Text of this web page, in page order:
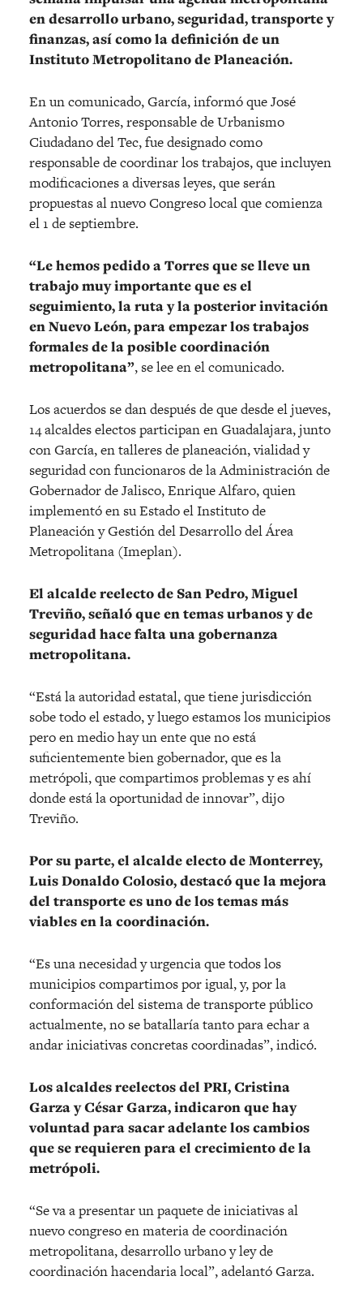
en desarrollo urbano, seguridad, transporte y
finanzas, así como la definición de un
Instituto Metropolitano de Planeación.
En un comunicado, García, informó que José
Antonio Torres, responsable de Urbanismo
Ciudadano del Tec, fue designado como
responsable de coordinar los trabajos, que incluyen
modificaciones a diversas leyes, que serán
propuestas al nuevo Congreso local que comienza
el 1 de septiembre.
“Le hemos pedido a Torres que se lleve un
trabajo muy importante que es el
seguimiento, la ruta y la posterior invitación
en Nuevo León, para empezar los trabajos
formales de la posible coordinación
metropolitana”, se lee en el comunicado.
Los acuerdos se dan después de que desde el jueves,
14 alcaldes electos participan en Guadalajara, junto
con García, en talleres de planeación, vialidad y
seguridad con funcionaros de la Administración de
Gobernador de Jalisco, Enrique Alfaro, quien
implementó en su Estado el Instituto de
Planeación y Gestión del Desarrollo del Área
Metropolitana (Imeplan).
El alcalde reelecto de San Pedro, Miguel
Treviño, señaló que en temas urbanos y de
seguridad hace falta una gobernanza
metropolitana.
“Está la autoridad estatal, que tiene jurisdicción
sobe todo el estado, y luego estamos los municipios
pero en medio hay un ente que no está
suficientemente bien gobernador, que es la
metrópoli, que compartimos problemas y es ahí
donde está la oportunidad de innovar”, dijo
Treviño.
Por su parte, el alcalde electo de Monterrey,
Luis Donaldo Colosio, destacó que la mejora
del transporte es uno de los temas más
viables en la coordinación.
“Es una necesidad y urgencia que todos los
municipios compartimos por igual, y, por la
conformación del sistema de transporte público
actualmente, no se batallaría tanto para echar a
andar iniciativas concretas coordinadas”, indicó.
Los alcaldes reelectos del PRI, Cristina
Garza y César Garza, indicaron que hay
voluntad para sacar adelante los cambios
que se requieren para el crecimiento de la
metrópoli.
“Se va a presentar un paquete de iniciativas al
nuevo congreso en materia de coordinación
metropolitana, desarrollo urbano y ley de
coordinación hacendaria local”, adelantó Garza.